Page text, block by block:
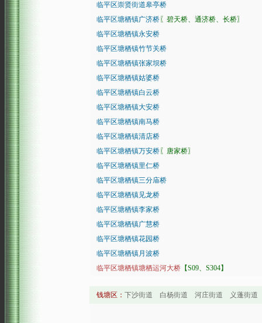
临平区崇贤街道皋亭桥
临平区塘栖镇广济桥 〖碧天桥、通济桥、长桥〗
临平区塘栖镇永安桥
临平区塘栖镇竹节关桥
临平区塘栖镇张家坝桥
临平区塘栖镇姑婆桥
临平区塘栖镇白云桥
临平区塘栖镇大安桥
临平区塘栖镇南马桥
临平区塘栖镇清店桥
临平区塘栖镇万安桥 〖唐家桥〗
临平区塘栖镇里仁桥
临平区塘栖镇三分庙桥
临平区塘栖镇见龙桥
临平区塘栖镇李家桥
临平区塘栖镇广慧桥
临平区塘栖镇花园桥
临平区塘栖镇月波桥
临平区塘栖镇塘栖运河大桥 【S09、S304】
钱塘区： 下沙街道 白杨街道 河庄街道 义蓬街